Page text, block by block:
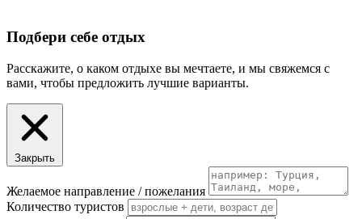
Подбери себе отдых
Расскажите, о каком отдыхе вы мечтаете, и мы свяжемся с
вами, чтобы предложить лучшие варианты.
Закрыть
Желаемое направление / пожелания
Количество туристов